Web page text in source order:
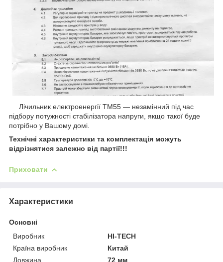
Лічильник електроенергії ТМ55 — незамінний під час
підбору потужності стабілізатора напруги, якщо такої буде
потрібно у Вашому домі.
Технічні характеристики та комплектація можуть
відрізнятися залежно від партії!!!
Приховати
Характеристики
Основні
Виробник
HI-TECH
Країна виробник
Китай
Довжина
72 мм